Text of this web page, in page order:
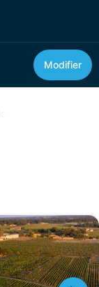
Modifier